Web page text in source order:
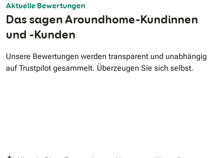
Aktuelle Bewertungen
Das sagen Aroundhome-Kundinnen
und -Kunden
Unsere Bewertungen werden transparent und unabhängig
auf Trustpilot gesammelt. Überzeugen Sie sich selbst.